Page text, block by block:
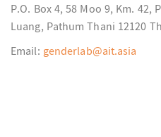
P.O. Box 4, 58 Moo 9, Km.
Luang, Pathum Thani 12120
Email:genderlab@ait.asia